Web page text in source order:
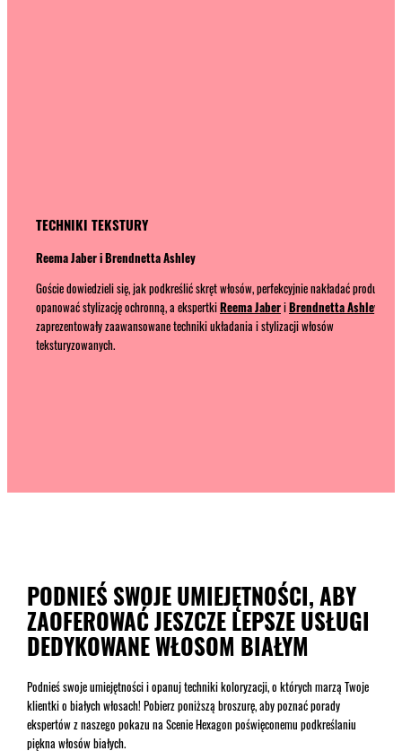
TECHNIKI TEKSTURY
Reema Jaber i Brendnetta Ashley
Goście dowiedzieli się, jak podkreślić skręt włosów, perfekcyjnie nakładać produkty i
opanować stylizację ochronną, a ekspertkiReema JaberiBrendnetta Ashley
zaprezentowały zaawansowane techniki układania i stylizacji włosów
teksturyzowanych.
PODNIEŚ SWOJE UMIEJĘTNOŚCI, ABY
ZAOFEROWAĆ JESZCZE LEPSZE USŁUGI
DEDYKOWANE WŁOSOM BIAŁYM
Podnieś swoje umiejętności i opanuj techniki koloryzacji, o których marzą Twoje
klientki o białych włosach! Pobierz poniższą broszurę, aby poznać porady
ekspertów z naszego pokazu na Scenie Hexagon poświęconemu podkreślaniu
piękna włosów białych.